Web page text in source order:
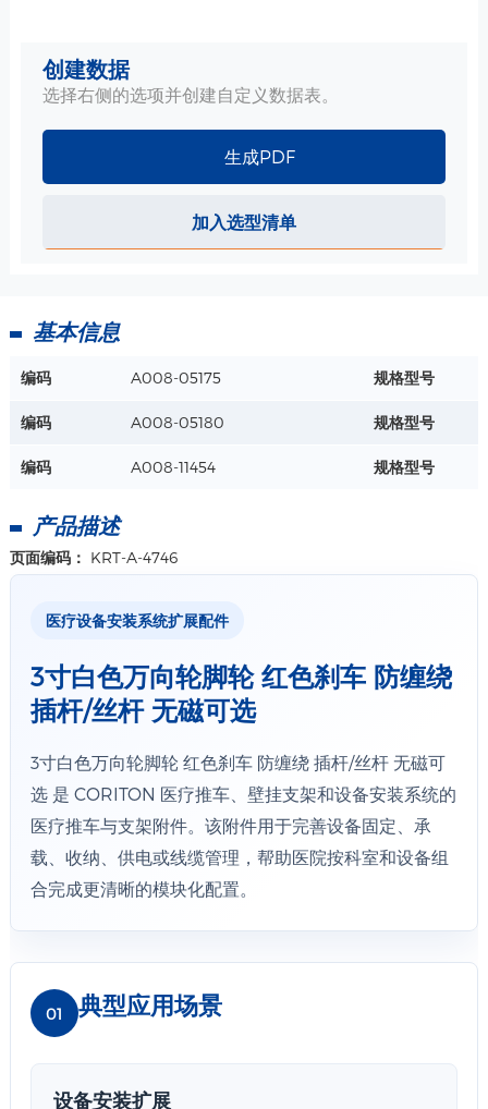
创建数据
选择右侧的选项并创建自定义数据表。
生成PDF
加入选型清单
基本信息
编码 A008-05175 规格型号
编码 A008-05180 规格型号
编码 A008-11454 规格型号
产品描述
页面编码： KRT-A-4746
医疗设备安装系统扩展配件
3寸白色万向轮脚轮 红色刹车 防缠绕
插杆/丝杆 无磁可选
3寸白色万向轮脚轮 红色刹车 防缠绕 插杆/丝杆 无磁可
选 是 CORITON 医疗推车、壁挂支架和设备安装系统的
医疗推车与支架附件。该附件用于完善设备固定、承
载、收纳、供电或线缆管理，帮助医院按科室和设备组
合完成更清晰的模块化配置。
01 典型应用场景
设备安装扩展